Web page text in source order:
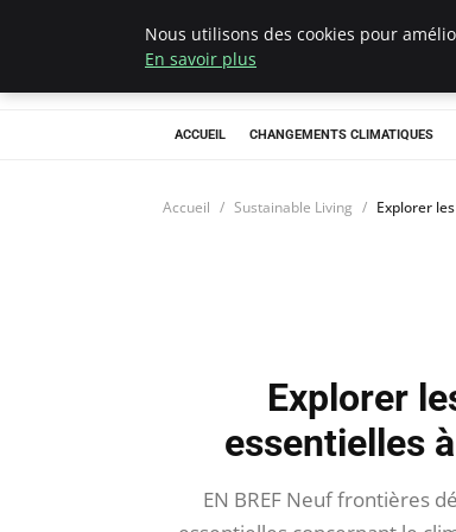
ACCUEIL CHANGEMENTS CLIMATIQUES
Accueil Sustainable Living Explorer
Explorer
essentielles
EN BREF Neuf frontières
Nous utilisons des cookies pour
En savoir plus